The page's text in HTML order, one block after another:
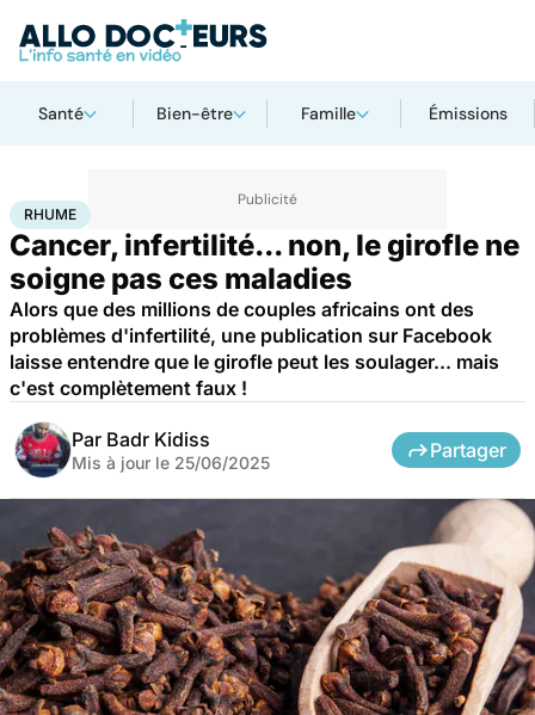
Santé Bien-être Famille Émissions
AccueilSanté Rhume
RHUME
Cancer, infertilité... non, le girofle ne
soigne pas ces maladies
Alors que des millions de couples africains ont des
problèmes d'infertilité, une publication sur Facebook
laisse entendre que le girofle peut les soulager... mais
c'est complètement faux !
Par Badr Kidiss
Mis à jour le 25/06/2025
Partager